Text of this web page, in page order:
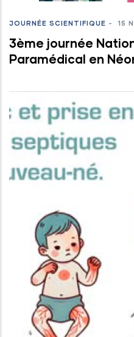
JOURNÉE SCIENTIFIQUE - 15
3ème journée
Paramédical en